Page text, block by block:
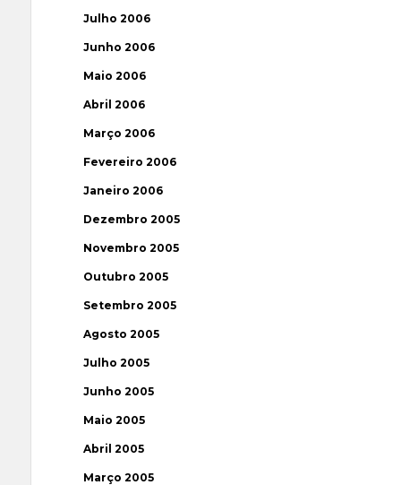
Julho 2006
Junho 2006
Maio 2006
Abril 2006
Março 2006
Fevereiro 2006
Janeiro 2006
Dezembro 2005
Novembro 2005
Outubro 2005
Setembro 2005
Agosto 2005
Julho 2005
Junho 2005
Maio 2005
Abril 2005
Março 2005